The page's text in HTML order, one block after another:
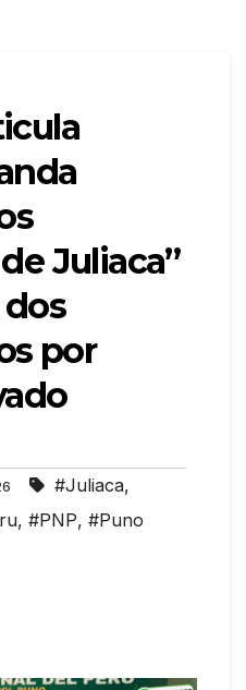
Juliaca”
por
#Juliaca,
, #PNP, #Puno